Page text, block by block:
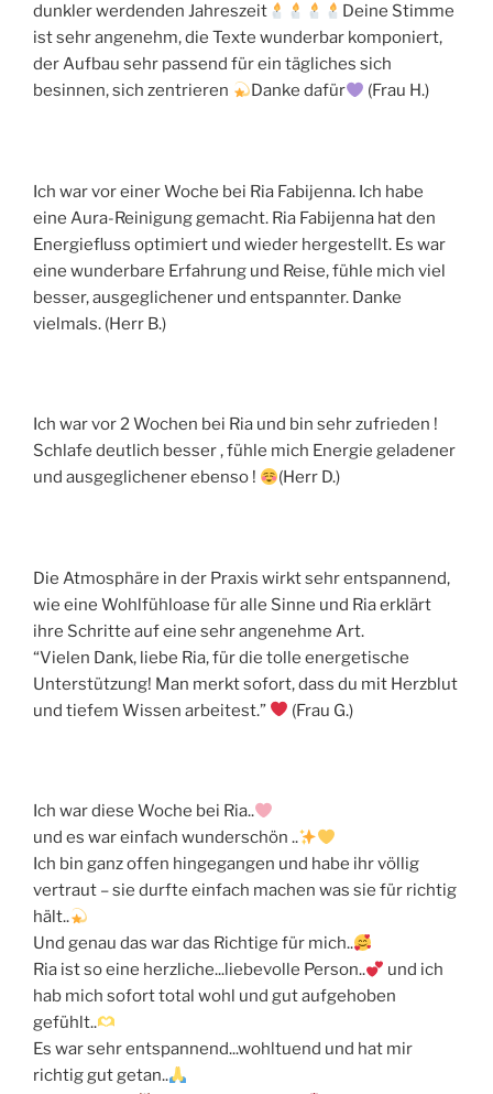
dunkler werdenden Jahreszeit
Deine Stimme
ist sehr angenehm, die Texte wunderbar komponiert,
der Aufbau sehr passend für ein tägliches sich
besinnen, sich zentrieren
Danke dafür (Frau H.)
Ich war vor einer Woche bei Ria Fabijenna. Ich habe
eine Aura-Reinigung gemacht. Ria Fabijenna hat den
Energiefluss optimiert und wieder hergestellt. Es war
eine wunderbare Erfahrung und Reise, fühle mich viel
besser, ausgeglichener und entspannter. Danke
vielmals. (Herr B.)
Ich war vor 2 Wochen bei Ria und bin sehr zufrieden !
Schlafe deutlich besser , fühle mich Energie geladener
und ausgeglichener ebenso !
(Herr D.)
Die Atmosphäre in der Praxis wirkt sehr entspannend,
wie eine Wohlfühloase für alle Sinne und Ria erklärt
ihre Schritte auf eine sehr angenehme Art.
“Vielen Dank, liebe Ria, für die tolle energetische
Unterstützung! Man merkt sofort, dass du mit Herzblut
und tiefem Wissen arbeitest.”
(Frau G.)
Ich war diese Woche bei Ria..
und es war einfach wunderschön ..
Ich bin ganz offen hingegangen und habe ihr völlig
vertraut – sie durfte einfach machen was sie für richtig
hält..
Und genau das war das Richtige für mich..
Ria ist so eine herzliche...liebevolle Person..
und ich
hab mich sofort total wohl und gut aufgehoben
gefühlt..
Es war sehr entspannend...wohltuend und hat mir
richtig gut getan..